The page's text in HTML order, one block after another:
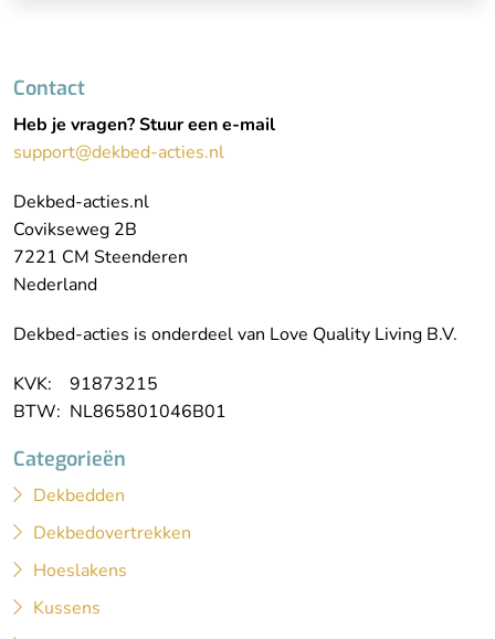
Contact
Heb je vragen? Stuur een e-mail
support@dekbed-acties.nl
Dekbed-acties.nl
Covikseweg 2B
7221 CM Steenderen
Nederland
Dekbed-acties is onderdeel van Love Quality Living B.V.
KVK: 91873215
BTW: NL865801046B01
Categorieën
Dekbedden
Dekbedovertrekken
Hoeslakens
Kussens